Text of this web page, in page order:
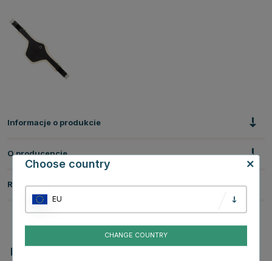
Informacje o produkcie
O producencie
Recenzje
Powiązane produkty
Choose country
EU
CHANGE COUNTRY